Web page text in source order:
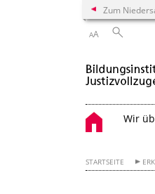
Zum
AA
Wir
STARTSEITE